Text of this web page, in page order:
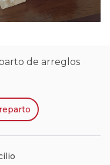
de arreglos